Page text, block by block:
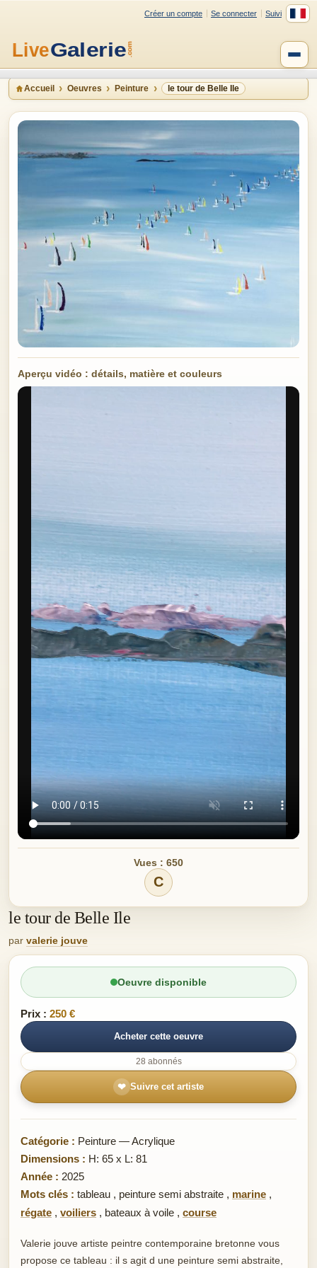
Créer un compte Se connecter Suivi
Accueil Oeuvres Peinture le tour de Belle Ile
Aperçu vidéo : détails, matière et couleurs
Vues : 650
C
le tour de Belle Ile
par valerie jouve
Oeuvre disponible
Prix : 250 €
Acheter cette oeuvre
28 abonnés
❤ Suivre cet artiste
Catégorie : Peinture — Acrylique
Dimensions : H: 65 x L: 81
Année : 2025
Mots clés : tableau , peinture semi abstraite , marine ,
régate , voiliers , bateaux à voile , course
Valerie jouve artiste peintre contemporaine bretonne vous
propose ce tableau : il s agit d une peinture semi abstraite,